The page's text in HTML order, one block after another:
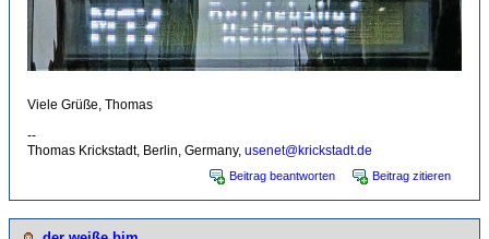
Viele Grüße, Thomas
--
Thomas Krickstadt, Berlin, Germany, usenet@krickstadt.de
Beitrag beantworten Beitrag zitieren